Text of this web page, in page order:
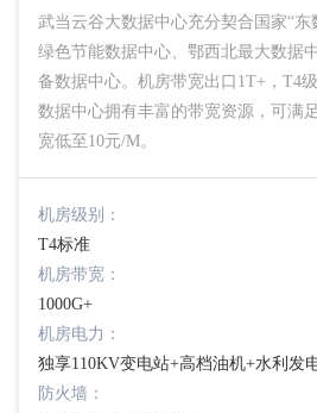
武当云谷大数据中心充分契合国家“东
绿色节能数据中心、鄂西北最大数据
备数据中心。机房带宽出口1T+，T4
数据中心拥有丰富的带宽资源，可满
宽低至10元/M。
机房级别：
T4标准
机房带宽：
1000G+
机房电力：
独享110KV变电站+高档油机+水利发
防火墙：